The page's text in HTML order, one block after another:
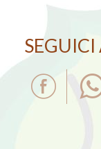
SEGUICI